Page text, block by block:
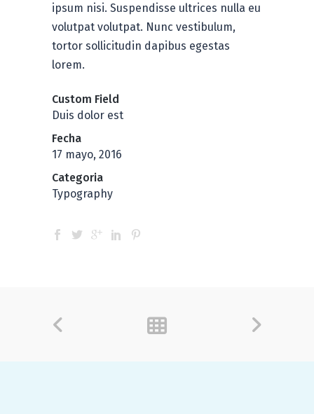
ipsum nisi. Suspendisse ultrices nulla eu
volutpat volutpat. Nunc vestibulum,
tortor sollicitudin dapibus egestas
lorem.
Custom Field
Duis dolor est
Fecha
17 mayo, 2016
Categoria
Typography